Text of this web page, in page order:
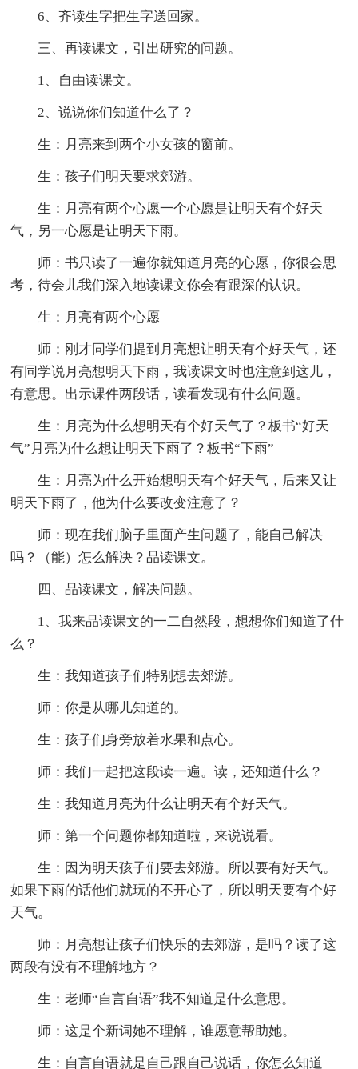
6、齐读生字把生字送回家。
三、再读课文，引出研究的问题。
1、自由读课文。
2、说说你们知道什么了？
生：月亮来到两个小女孩的窗前。
生：孩子们明天要求郊游。
生：月亮有两个心愿一个心愿是让明天有个好天
气，另一心愿是让明天下雨。
师：书只读了一遍你就知道月亮的心愿，你很会思
考，待会儿我们深入地读课文你会有跟深的认识。
生：月亮有两个心愿
师：刚才同学们提到月亮想让明天有个好天气，还
有同学说月亮想明天下雨，我读课文时也注意到这儿，
有意思。出示课件两段话，读看发现有什么问题。
生：月亮为什么想明天有个好天气了？板书“好天
气”月亮为什么想让明天下雨了？板书“下雨”
生：月亮为什么开始想明天有个好天气，后来又让
明天下雨了，他为什么要改变注意了？
师：现在我们脑子里面产生问题了，能自己解决
吗？（能）怎么解决？品读课文。
四、品读课文，解决问题。
1、我来品读课文的一二自然段，想想你们知道了什
么？
生：我知道孩子们特别想去郊游。
师：你是从哪儿知道的。
生：孩子们身旁放着水果和点心。
师：我们一起把这段读一遍。读，还知道什么？
生：我知道月亮为什么让明天有个好天气。
师：第一个问题你都知道啦，来说说看。
生：因为明天孩子们要去郊游。所以要有好天气。
如果下雨的话他们就玩的不开心了，所以明天要有个好
天气。
师：月亮想让孩子们快乐的去郊游，是吗？读了这
两段有没有不理解地方？
生：老师“自言自语”我不知道是什么意思。
师：这是个新词她不理解，谁愿意帮助她。
生：自言自语就是自己跟自己说话，你怎么知道